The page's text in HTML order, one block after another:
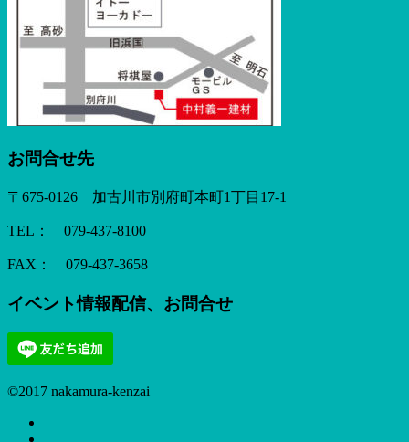
お問合せ先
〒675-0126 加古川市別府町本町1丁目17-1
TEL： 079-437-8100
FAX： 079-437-3658
イベント情報配信、お問合せ
©2017 nakamura-kenzai